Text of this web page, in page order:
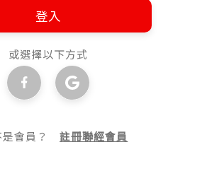
登入
或選擇以下方式
是會員？註冊聯經會員